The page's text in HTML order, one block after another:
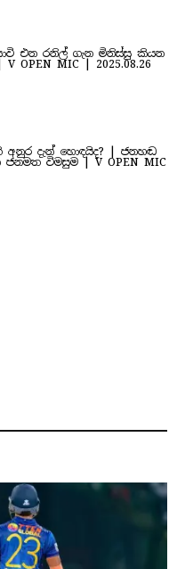
එන රනිල් ගැන මිනිස්සු කියන
OPEN MIC | 2025.08.26
අනුර දැන් හොඳයිද? | ජනහඬ
ජනමත විමසුම | V OPEN MIC